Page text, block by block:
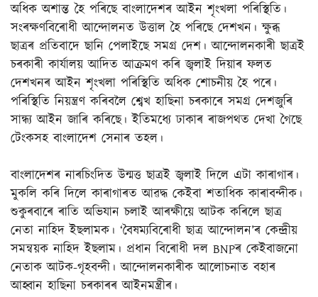
অধিক অশান্ত হৈ পৰিছে বাংলাদেশৰ আইন শৃংখলা পৰিস্থিতি।
সংৰক্ষণবিৰোধী আন্দোলনত উত্তাল হৈ পৰিছে দেশখন। ক্ষুব্ধ
ছাত্ৰৰ প্ৰতিবাদে ছানি পেলাইছে সমগ্ৰ দেশ। আন্দোলনকাৰী ছাত্ৰই
চৰকাৰী কাৰ্যালয় আদিত আক্ৰমণ কৰি জ্বলাই দিয়াৰ ফলত
দেশখনৰ আইন শৃংখলা পৰিস্থিতি অধিক শোচনীয় হৈ পৰে।
পৰিস্থিতি নিয়ন্ত্ৰণ কৰিবলৈ শ্বেখ হাছিনা চৰকাৰে সমগ্ৰ দেশজুৰি
সান্ধ্য আইন জাৰি কৰিছে। ইতিমধ্যে ঢাকাৰ ৰাজপথত দেখা গৈছে
টেংকসহ বাংলাদেশ সেনাৰ তহল।
বাংলাদেশৰ নাৰচিংদিত উন্মত্ত ছাত্ৰই জ্বলাই দিলে এটা কাৰাগাৰ।
মুকলি কৰি দিলে কাৰাগাৰত আৱদ্ধ কেইবা শতাধিক কাৰাবন্দীক।
শুকুৰবাৰে ৰাতি অভিযান চলাই আৰক্ষীয়ে আটক কৰিলে ছাত্ৰ
নেতা নাহিদ ইছলামক। ‘বৈষম্যবিৰোধী ছাত্ৰ আন্দোলন’ৰ কেন্দ্ৰীয়
সমন্বয়ক নাহিদ ইছলাম। প্ৰধান বিৰোধী দল BNPৰ কেইবাজনো
নেতাক আটক-গৃহবন্দী। আন্দোলনকাৰীক আলোচনাত বহাৰ
আহ্বান হাছিনা চৰকাৰৰ আইনমন্ত্ৰীৰ।